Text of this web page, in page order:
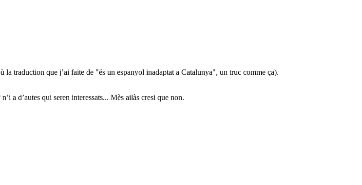
la traduction que j’ai faite de "és un espanyol inadaptat a Catalunya", un truc comme ça).
a d’autes qui seren interessats... Mès ailàs cresi que non.